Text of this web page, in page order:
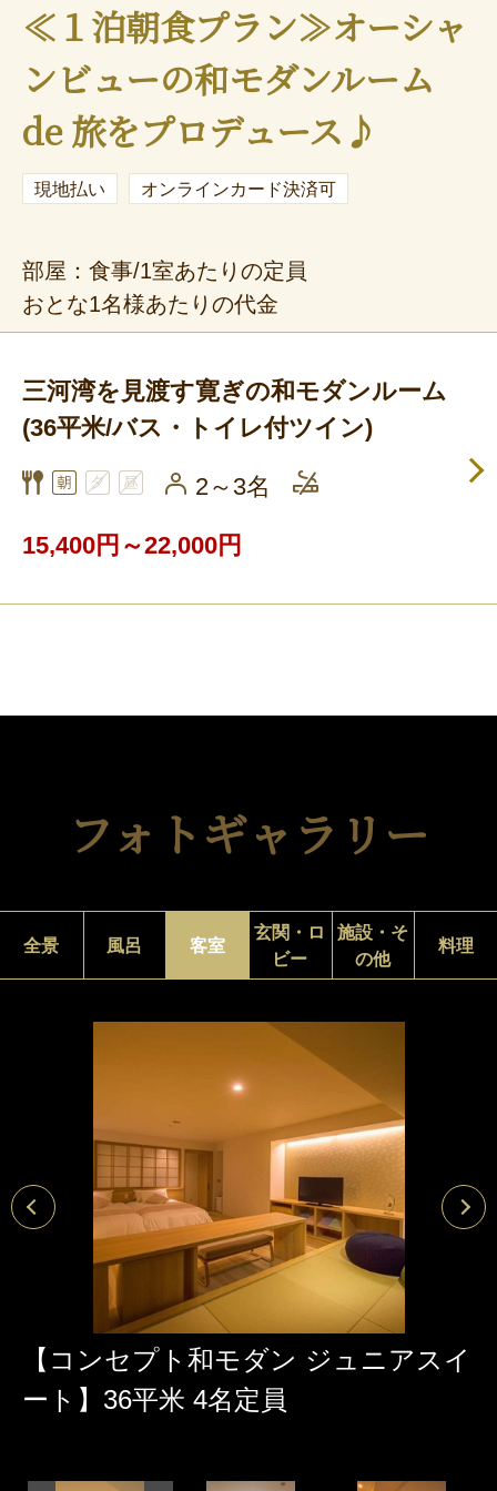
≪１泊朝食プラン≫オーシャ
ンビューの和モダンルーム
de 旅をプロデュース♪
現地払い オンラインカード決済可
部屋：食事/1室あたりの定員
おとな1名様あたりの代金
三河湾を見渡す寛ぎの和モダンルーム
(36平米/バス・トイレ付ツイン)
2～3名
15,400円～22,000円
フォトギャラリー
全景 風呂 客室
玄関・ロ
ビー
施設・そ
の他
料理
【コンセプト和モダン ジュニアスイ
ート】36平米 4名定員